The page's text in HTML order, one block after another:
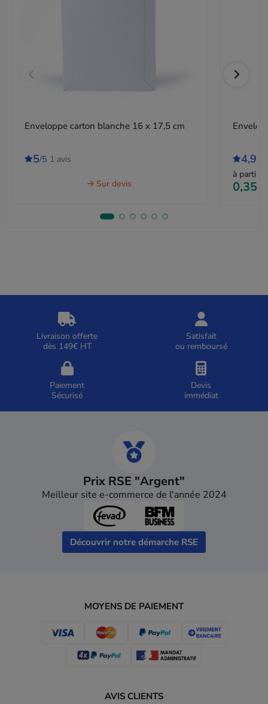
Enveloppe carton blanche 16 x 17,5 cm
5/5 1 avis
Sur devis
4,9
à partir
0,35 €
Livraison offerte
dès 149€ HT
Satisfait
ou remboursé
Paiement
Sécurisé
Devis
immédiat
Prix RSE "Argent"
Meilleur site e-commerce de l'année 2024
Découvrir notre démarche RSE
MOYENS DE PAIEMENT
AVIS CLIENTS